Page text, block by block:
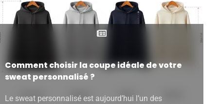
Comment choisir la coupe idéale de votre
sweat personnalisé ?
Le sweat personnalisé est aujourd’hui l’un des